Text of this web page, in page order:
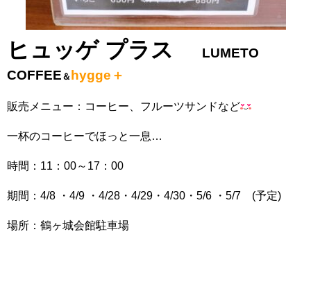
ヒュッゲ プラス
LUMETO
COFFEE ＆ hygge＋
販売メニュー：コーヒー、フルーツサンドなど
一杯のコーヒーでほっと一息…
時間：11：00～17：00
期間：4/8 ・4/9 ・4/28・4/29・4/30・5/6 ・5/7 (予定)
場所：鶴ヶ城会館駐車場